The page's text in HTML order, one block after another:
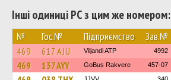
Інші одиниці РС з цим же номером:
№ Гос.№ Підприємство Зав.№
469 617 AJU Viljandi ATP 4992
469 137 AYY GoBus Rakvere 457-07